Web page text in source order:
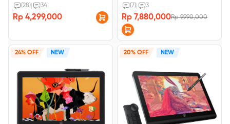
(28) 34
Rp 4,299,000
biru redup, enak dilihat. Δ E＜2.2,
akurasi warna tinggi. 159% sRGB,
Resolusi FHD 2560×1600.
(7) 3
Rp 7,880,000Rp 9,990,000
24% OFF NEW 20% OFF NEW